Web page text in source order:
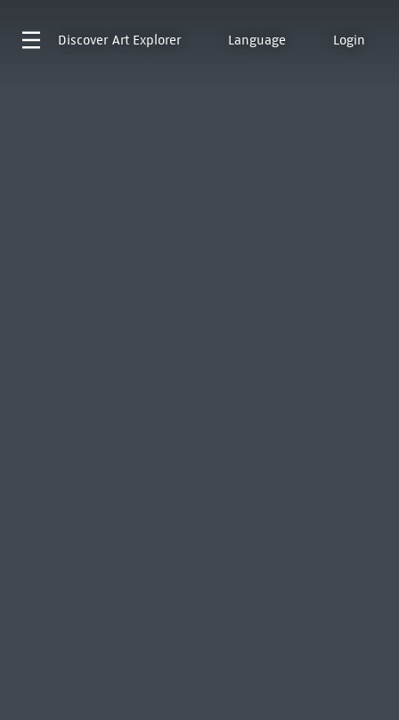
Discover Art Explorer Language Login